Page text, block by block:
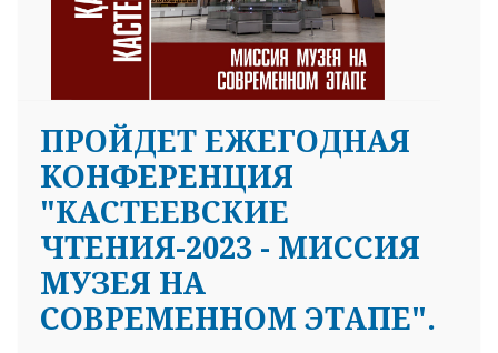
ПРОЙДЕТ ЕЖЕГОДНАЯ
КОНФЕРЕНЦИЯ
"КАСТЕЕВСКИЕ
ЧТЕНИЯ-2023 - МИССИЯ
МУЗЕЯ НА
СОВРЕМЕННОМ ЭТАПЕ".